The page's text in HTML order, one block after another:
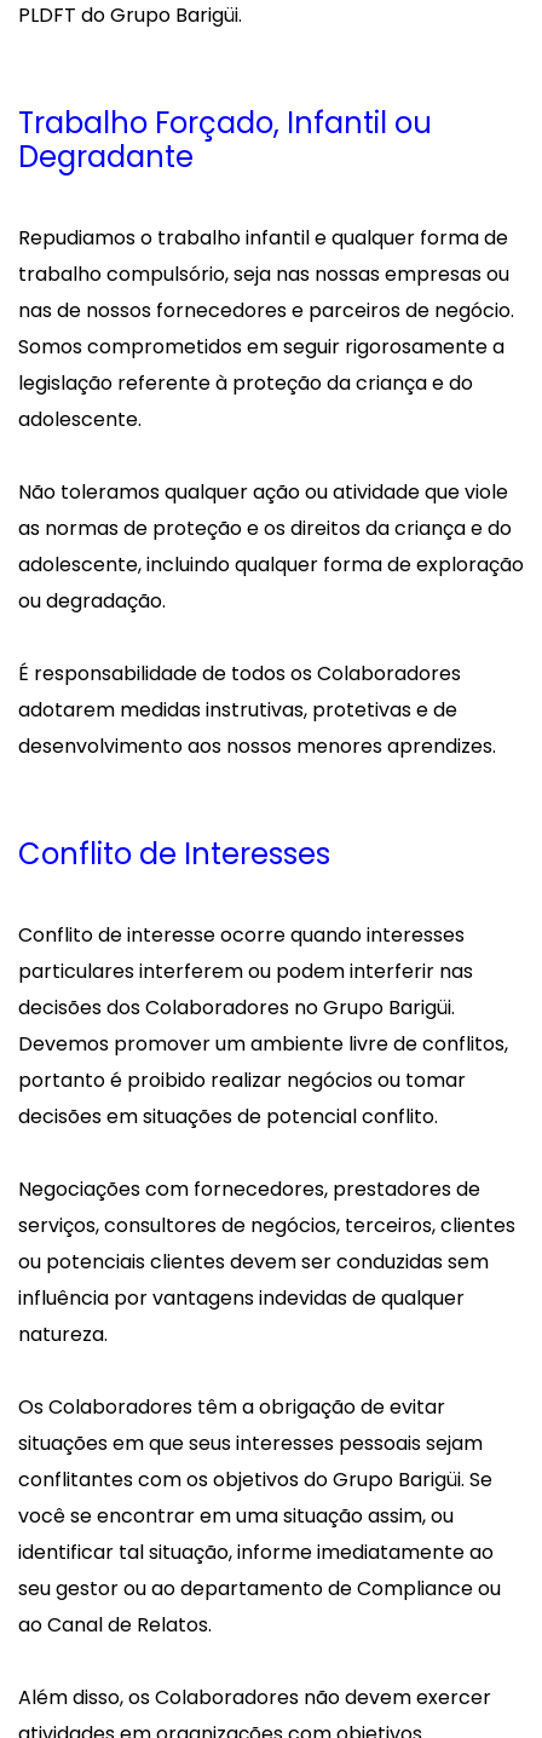
PLDFT do Grupo Barigüi.
Trabalho Forçado, Infantil ou
Degradante
Repudiamos o trabalho infantil e qualquer forma de
trabalho compulsório, seja nas nossas empresas ou
nas de nossos fornecedores e parceiros de negócio.
Somos comprometidos em seguir rigorosamente a
legislação referente à proteção da criança e do
adolescente.
Não toleramos qualquer ação ou atividade que viole
as normas de proteção e os direitos da criança e do
adolescente, incluindo qualquer forma de exploração
ou degradação.
É responsabilidade de todos os Colaboradores
adotarem medidas instrutivas, protetivas e de
desenvolvimento aos nossos menores aprendizes.
Conflito de Interesses
Conflito de interesse ocorre quando interesses
particulares interferem ou podem interferir nas
decisões dos Colaboradores no Grupo Barigüi.
Devemos promover um ambiente livre de conflitos,
portanto é proibido realizar negócios ou tomar
decisões em situações de potencial conflito.
Negociações com fornecedores, prestadores de
serviços, consultores de negócios, terceiros, clientes
ou potenciais clientes devem ser conduzidas sem
influência por vantagens indevidas de qualquer
natureza.
Os Colaboradores têm a obrigação de evitar
situações em que seus interesses pessoais sejam
conflitantes com os objetivos do Grupo Barigüi. Se
você se encontrar em uma situação assim, ou
identificar tal situação, informe imediatamente ao
seu gestor ou ao departamento de Compliance ou
ao Canal de Relatos.
Além disso, os Colaboradores não devem exercer